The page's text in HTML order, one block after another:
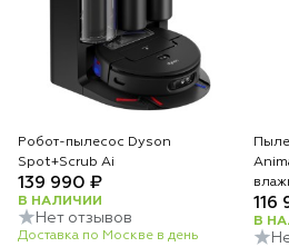
Робот-пылесос Dyson
Spot+Scrub Ai
139 990 ₽
В НАЛИЧИИ
Нет отзывов
Доставка по Москве в день
116
В